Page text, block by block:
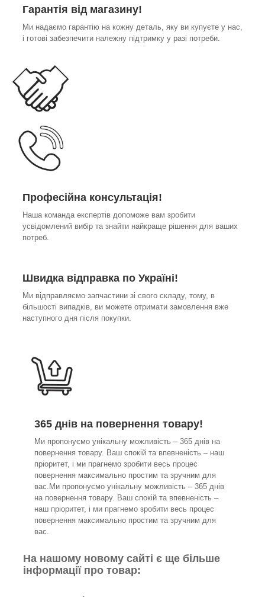
Гарантія від магазину!
Ми надаємо гарантію на кожну деталь, яку ви купуєте у нас,
і готові забезпечити належну підтримку у разі потреби.
Професійна консультація!
Наша команда експертів допоможе вам зробити
усвідомлений вибір та знайти найкраще рішення для ваших
потреб.
Швидка відправка по Україні!
Ми відправляємо запчастини зі свого складу, тому, в
більшості випадків, ви можете отримати замовлення вже
наступного дня після покупки.
365 днів на повернення товару!
Ми пропонуємо унікальну можливість – 365 днів на
повернення товару. Ваш спокій та впевненість – наш
пріоритет, і ми прагнемо зробити весь процес
повернення максимально простим та зручним для
вас.Ми пропонуємо унікальну можливість – 365 днів
на повернення товару. Ваш спокій та впевненість –
наш пріоритет, і ми прагнемо зробити весь процес
повернення максимально простим та зручним для
вас.
На нашому новому сайті є ще більше
інформації про товар: